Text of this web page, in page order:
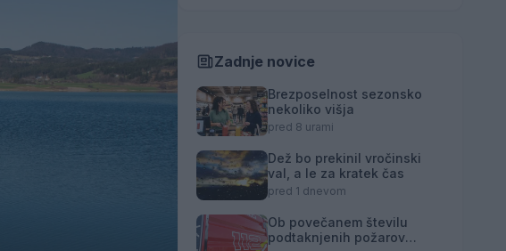
Zadnje novice
Brezposelnost sezonsko
nekoliko višja
pred 8 urami
Dež bo prekinil vročinski
val, a le za kratek čas
pred 1 dnevom
Ob povečanem številu
podtaknjenih požarov